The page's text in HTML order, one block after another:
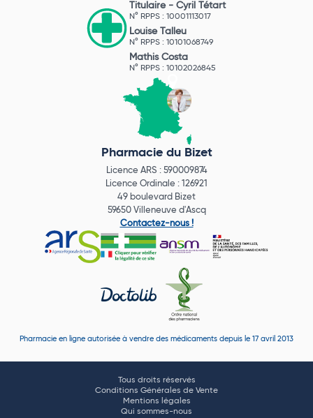
Titulaire - Cyril Tétart
N° RPPS : 10001113017
Louise Talleu
N° RPPS : 10101068749
Mathis Costa
N° RPPS : 10102026845
Pharmacie du Bizet
Licence ARS : 590009874
Licence Ordinale : 126921
49 boulevard Bizet
59650 Villeneuve d'Ascq
Contactez-nous !
Pharmacie en ligne autorisée à vendre des médicaments depuis le 17 avril 2013
Tous droits réservés
Conditions Générales de Vente
Mentions légales
Qui sommes-nous